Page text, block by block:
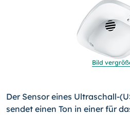
Bild
Der Sensor eines Ultraschall-
sendet ei­nen Ton in einer für